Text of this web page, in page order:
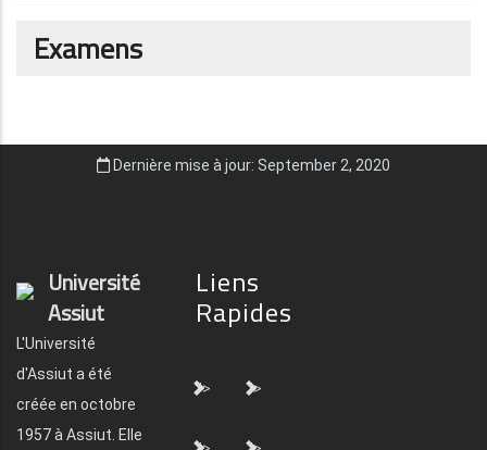
Examens
Dernière mise à jour: September 2, 2020
Université
Assiut
L'Université
d'Assiut a été
créée en octobre
1957 à Assiut. Elle
Liens
Rapides
"> ">